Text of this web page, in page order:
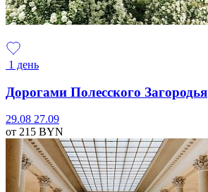
1 день
Дорогами Полесского Загородья
29.08 27.09
от 215 BYN